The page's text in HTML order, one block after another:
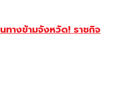
ทางข้ามจังหวัด! ราชกิจ